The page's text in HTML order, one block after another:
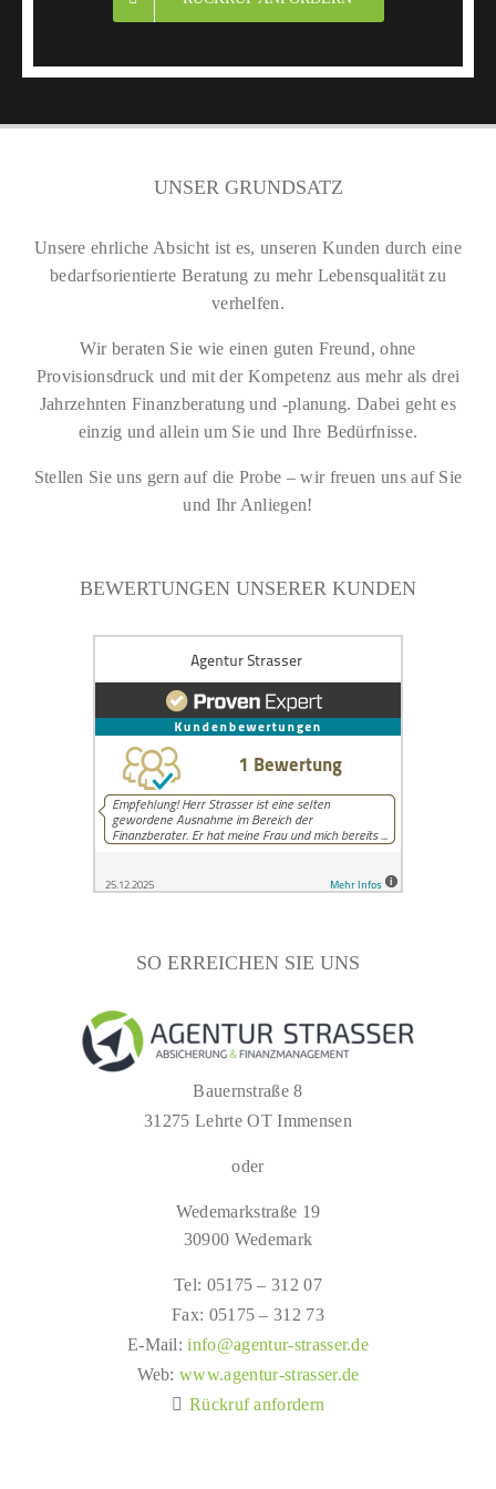
empfohlen wurden hervorragend gelaufen
Nehmen Sie Kontakt auf und überzeugen Sie
positiven Erfahrungen, die ich mit der
Agentur Strasser machen durfte und darf.
Besser geht nicht!“
Von Frau Anja G. Burgdorf in der Region Hannover
UNSER GRUNDSATZ
Unsere ehrliche Absicht ist es, unseren Kunden durch eine
bedarfsorientierte Beratung zu mehr Lebensqualität zu
verhelfen.
Wir beraten Sie wie einen guten Freund, ohne
Provisionsdruck und mit der Kompetenz aus mehr als drei
Jahrzehnten Finanzberatung und -planung. Dabei geht es
einzig und allein um Sie und Ihre Bedürfnisse.
Stellen Sie uns gern auf die Probe – wir freuen uns auf Sie
und Ihr Anliegen!
BEWERTUNGEN UNSERER KUNDEN
SO ERREICHEN SIE UNS
Bauernstraße 8
31275 Lehrte OT Immensen
oder
Wedemarkstraße 19
30900 Wedemark
Tel: 05175 – 312 07
Fax: 05175 – 312 73
E-Mail:info@agentur-strasser.de
Web:www.agentur-strasser.de
Rückruf anfordern